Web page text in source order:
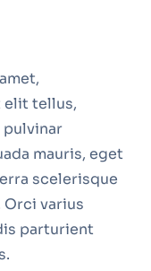
elit tellus,
mauris, eget
scelerisque
varius
parturient